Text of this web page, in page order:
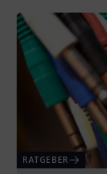
RATGEBER